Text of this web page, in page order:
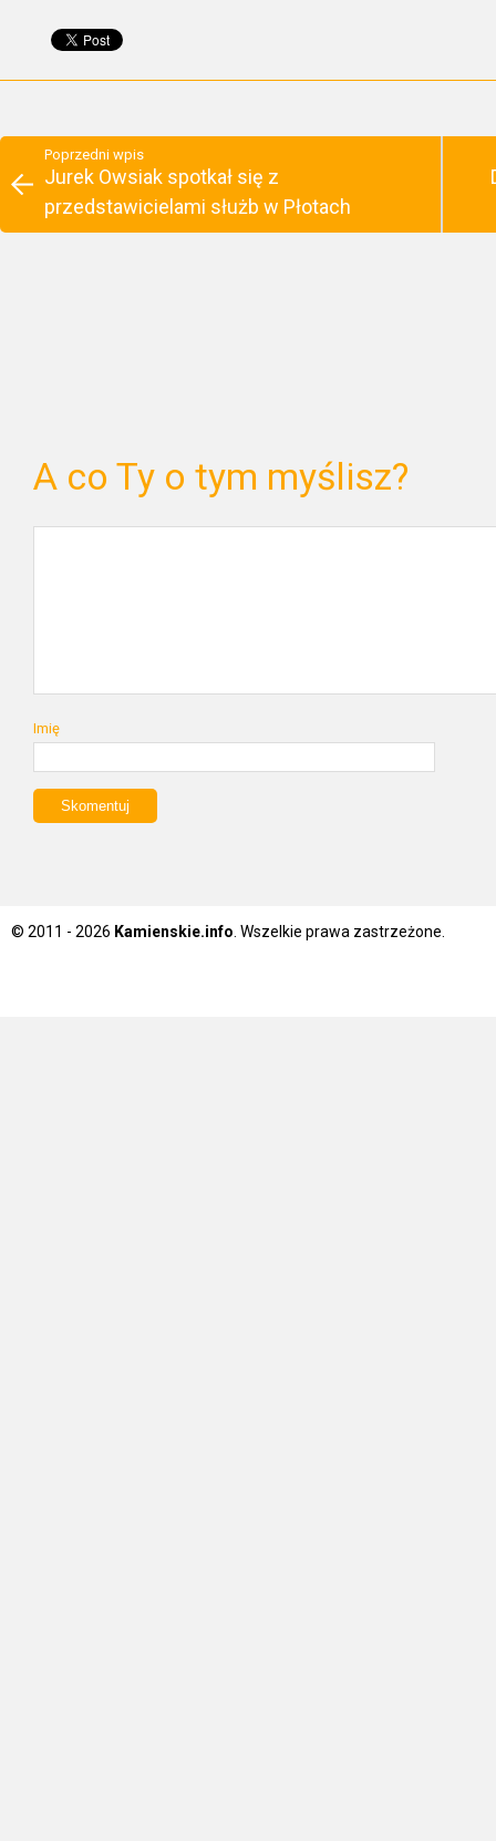
Poprzedni wpis
Jurek Owsiak spotkał się z
przedstawicielami służb w Płotach
A co Ty o tym myślisz?
Imię
© 2011 - 2026 Kamienskie.info . Wszelkie prawa zastrzeżone.